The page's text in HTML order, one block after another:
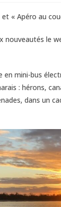
« Apéro au
le
mini-bus
: hérons,
dans un